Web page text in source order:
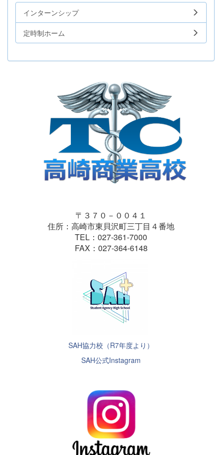
インターンシップ
定時制ホーム
〒３７０－００４１
住所：高崎市東貝沢町三丁目４番地
TEL：027-361-7000
FAX：027-364-6148
SAH協力校（R7年度より）
SAH公式Instagram